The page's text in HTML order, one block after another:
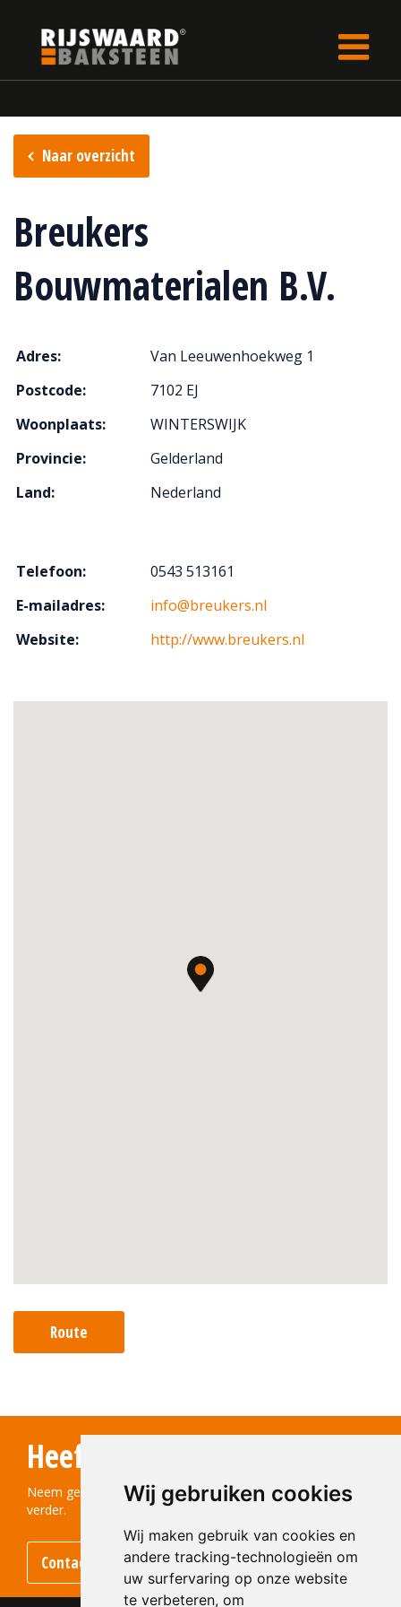
Wij gebruiken cookies
Wij maken gebruik van cookies en
andere tracking-technologieën om
uw surfervaring op onze website
te verbeteren, om
Naar overzicht
Breukers
Bouwmaterialen B.V.
Adres:
Van Leeuwenhoekweg 1
Postcode:
7102 EJ
Woonplaats:
WINTERSWIJK
Provincie:
Gelderland
Land:
Nederland
Telefoon:
0543 513161
E-mailadres:
info@breukers.nl
Website:
http://www.breukers.nl
Route
Heeft u vragen?
Neem gerust contact met ons op! We helpen u graag
verder.
Contact opnemen